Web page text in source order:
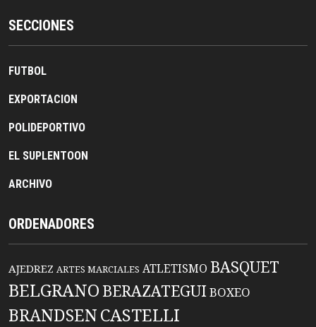
SECCIONES
FUTBOL
EXPORTACION
POLIDEPORTIVO
EL SUPLENTOON
ARCHIVO
ORDENADORES
AJEDREZ ARTES MARCIALES ATLETISMO BASQUET
BELGRANO BERAZATEGUIBOXEO
BRANDSENCASTELLI